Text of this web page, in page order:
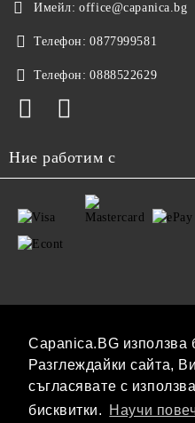
Capanica.BG използва
Разглеждайки сайта,
съгласявате с
бисквитки.
Научи
Имейл: office@capanica.bg
Телефон: 0877999581
Телефон: 0888522629
Ние работим с
Нашият онлайн магазин